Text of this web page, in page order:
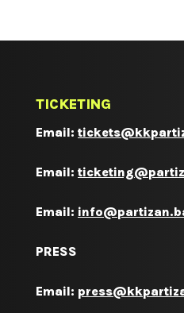
TICKETING
Email:
Email:
Email:
PRESS
Email: